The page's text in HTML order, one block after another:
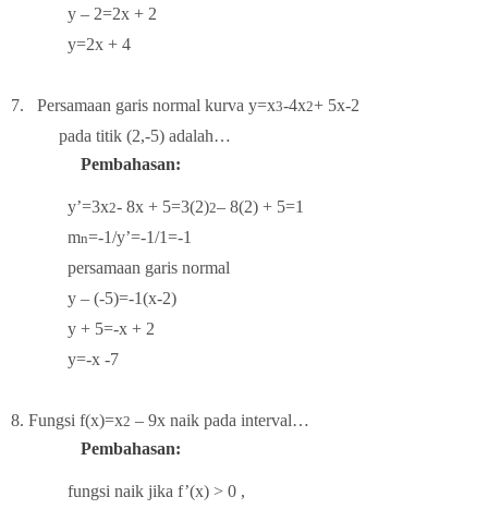
y – 2=2x + 2
y=2x + 4
7. Persamaan garis normal kurva y=x3-4x2+ 5x-2
titik (2,-5) adalah…
Pembahasan:
y’=3x2- 8x + 5=3(2)2– 8(2) + 5=1
mn=-1/y’=-1/1=-1
persamaan garis normal
y – (-5)=-1(x-2)
y + 5=-x + 2
y=-x -7
8. Fungsi f(x)=x2 – 9x naik pada interval…
Pembahasan:
fungsi naik jika f’(x) > 0 ,